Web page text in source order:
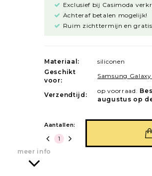
Exclusief bij Casimoda
Achteraf betalen mogelijk!
Ruim zichttermijn en
Materiaal:
siliconen
Geschikt
voor:
Samsung Galaxy
Verzendtijd:
op voorraad.
augustus op
Aantallen:
meer info